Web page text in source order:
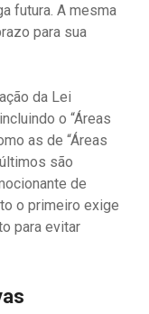
futura. A mesma
para sua
da Lei
o “Áreas
as de “Áreas
são
de
o primeiro exige
para evitar